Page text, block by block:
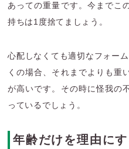
あっての重量です。今までこ
持ちは1度捨てましょう。
心配しなくても適切なフォー
くの場合、それまでよりも重
が高いです。その時に怪我の
っているでしょう。
年齢だけを理由に